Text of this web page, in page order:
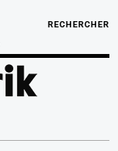
RECHERCHER